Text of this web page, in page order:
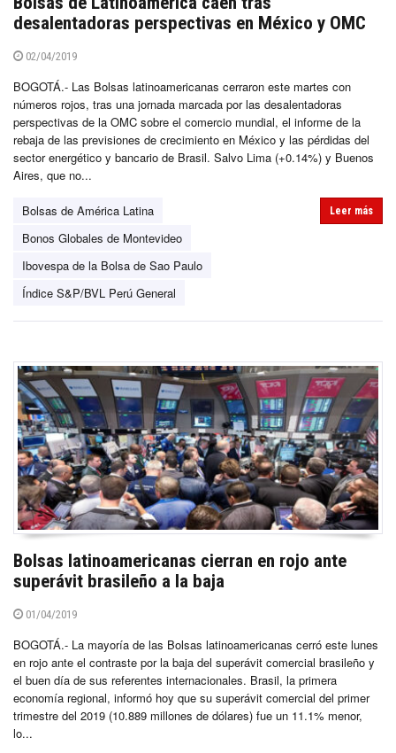
desalentadoras perspectivas en México y OMC
02/04/2019
BOGOTÁ.- Las Bolsas latinoamericanas cerraron este martes con
números rojos, tras una jornada marcada por las desalentadoras
perspectivas de la OMC sobre el comercio mundial, el informe de la
rebaja de las previsiones de crecimiento en México y las pérdidas del
sector energético y bancario de Brasil. Salvo Lima (+0.14%) y Buenos
Aires, que no...
Bolsas de América Latina
Bonos Globales de Montevideo
Ibovespa de la Bolsa de Sao Paulo
Índice S&P/BVL Perú General
Leer más
Bolsas latinoamericanas cierran en rojo ante
superávit brasileño a la baja
01/04/2019
BOGOTÁ.- La mayoría de las Bolsas latinoamericanas cerró este lunes
en rojo ante el contraste por la baja del superávit comercial brasileño y
el buen día de sus referentes internacionales. Brasil, la primera
economía regional, informó hoy que su superávit comercial del primer
trimestre del 2019 (10.889 millones de dólares) fue un 11.1% menor,
lo...